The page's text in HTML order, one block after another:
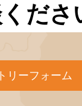
ださ
リーフォーム